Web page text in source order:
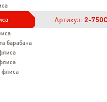
Артикул: 2-
барабана
флиса